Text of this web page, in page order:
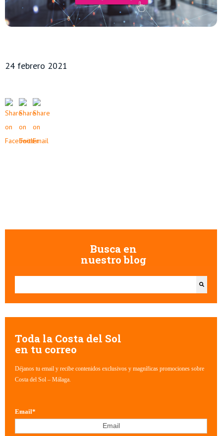
24 febrero 2021
Busca en
nuestro blog
Esto es un campo de búsqueda con una función de texto predictivo.
Toda la Costa del Sol
en tu correo
Déjanos tu email y recibe contenidos exclusivos y magníficas promociones sobre
Costa del Sol – Málaga.
Email*